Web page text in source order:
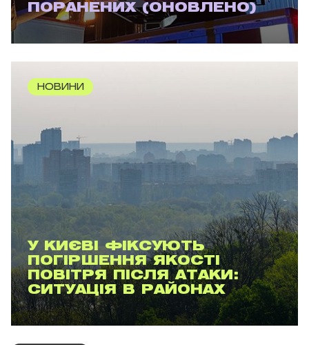
ПОРАНЕНИХ (ОНОВЛЕНО)
НОВИНИ
У КИЄВІ ФІКСУЮТЬ
ПОГІРШЕННЯ ЯКОСТІ
ПОВІТРЯ ПІСЛЯ АТАКИ:
СИТУАЦІЯ В РАЙОНАХ